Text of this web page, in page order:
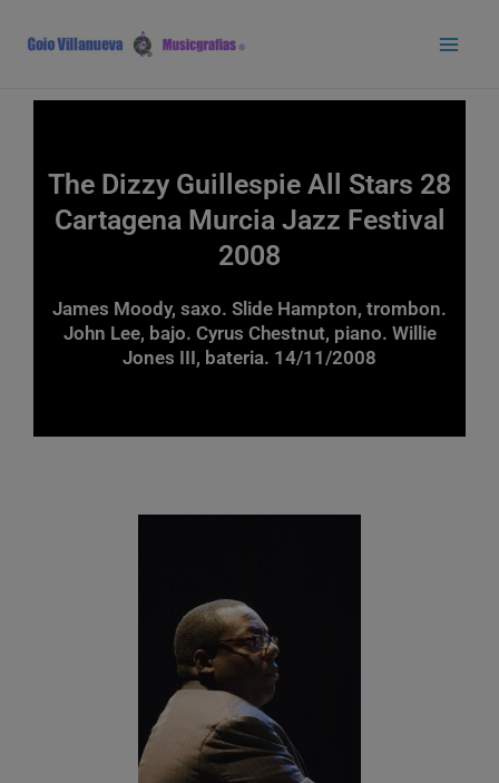
contenido
The Dizzy Guillespie All Stars 28
Cartagena Murcia Jazz Festival
2008
James Moody, saxo. Slide Hampton, trombon.
John Lee, bajo. Cyrus Chestnut, piano. Willie
Jones III, bateria. 14/11/2008